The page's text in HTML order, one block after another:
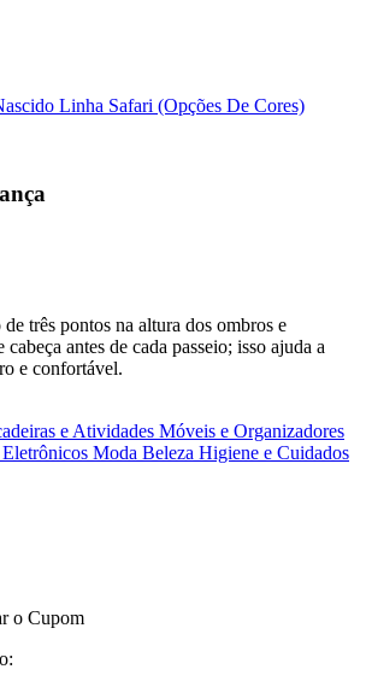
Linha Safari (Opções De Cores)
três pontos na altura dos ombros e
antes de cada passeio; isso ajuda a
e confortável.
e Atividades Móveis e Organizadores
Moda Beleza Higiene e Cuidados
o Cupom